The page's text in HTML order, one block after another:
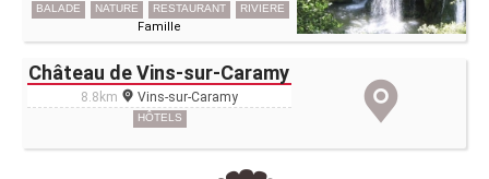
BALADE NATURE RESTAURANT RIVIERE
Famille
Château de Vins-sur-Caramy
8.8km Vins-sur-Caramy
HÔTELS